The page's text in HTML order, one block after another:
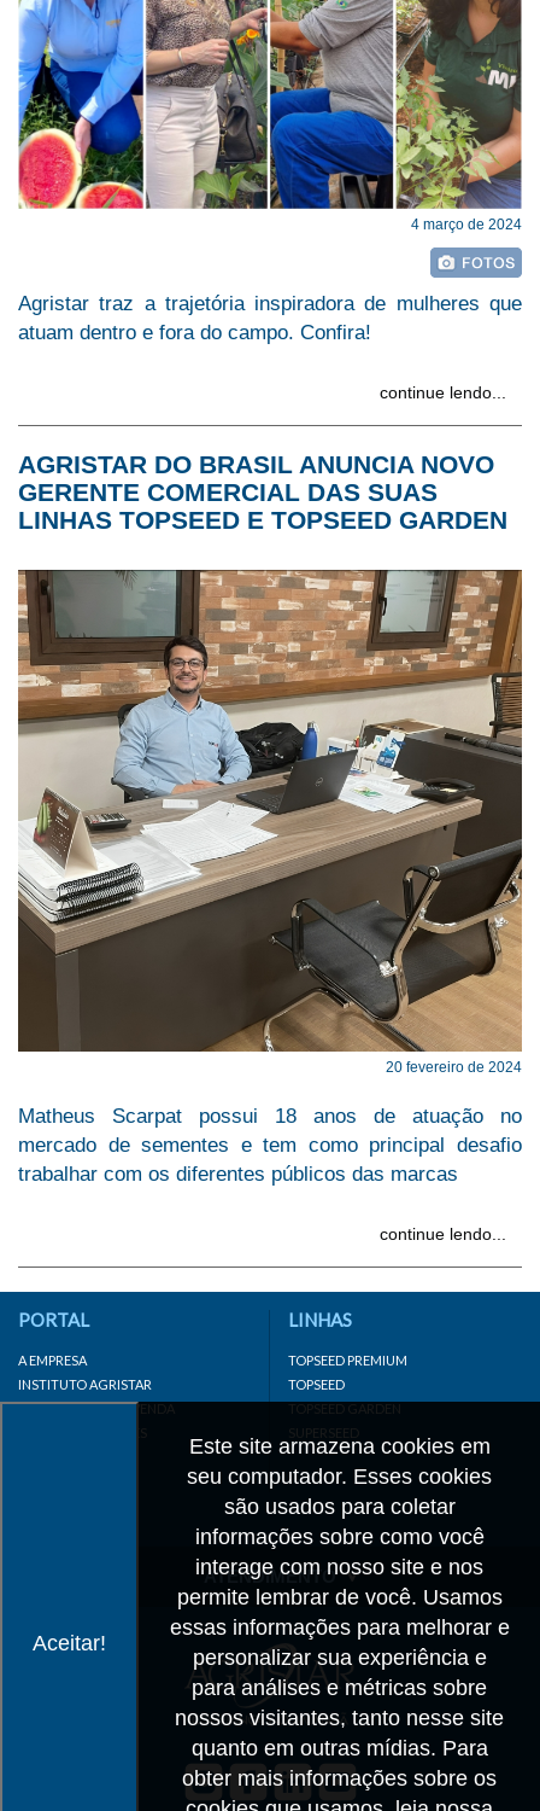
4 março de 2024
Agristar traz a trajetória inspiradora de mulheres que
atuam dentro e fora do campo. Confira!
continue lendo...
AGRISTAR DO BRASIL ANUNCIA NOVO
GERENTE COMERCIAL DAS SUAS
LINHAS TOPSEED E TOPSEED GARDEN
20 fevereiro de 2024
Matheus Scarpat possui 18 anos de atuação no
mercado de sementes e tem como principal desafio
trabalhar com os diferentes públicos das marcas
continue lendo...
Aceitar!
Este site armazena cookies em
seu computador. Esses cookies
são usados para coletar
informações sobre como você
interage com nosso site e nos
permite lembrar de você. Usamos
essas informações para melhorar e
personalizar sua experiência e
para análises e métricas sobre
nossos visitantes, tanto nesse site
quanto em outras mídias. Para
obter mais informações sobre os
PORTAL
A EMPRESA
INSTITUTO AGRISTAR
DISTRIBUIDOR/REVENDA
LINKS IMPORTANTES
LINHAS
TOPSEED PREMIUM
TOPSEED
TOPSEED GARDEN
SUPERSEED
ATENDIMENTO
CADASTRO
TRABALHE CONOSCO